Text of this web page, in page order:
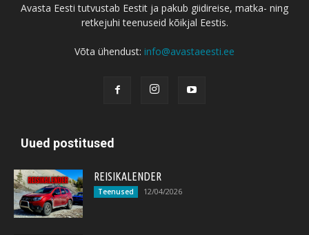
Avasta Eesti tutvustab Eestit ja pakub giidireise, matka- ning
retkejuhi teenuseid kõikjal Eestis.
Võta ühendust: info@avastaeesti.ee
Uued postitused
REISIKALENDER
Teenused 12/04/2026